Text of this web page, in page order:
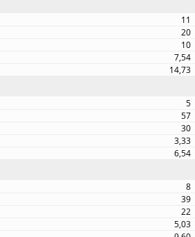
11
20
10
7,54
14,73
5
57
30
3,33
6,54
8
39
22
5,03